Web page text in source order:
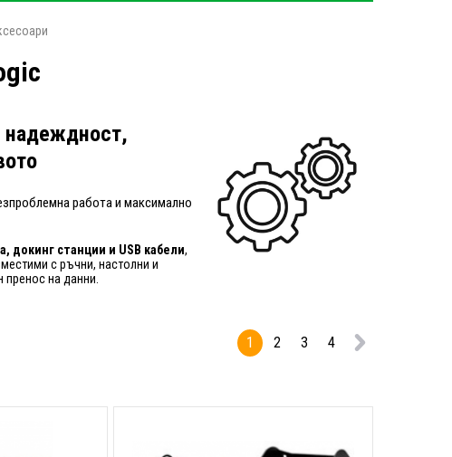
надеждност,
работа и максимално
докинг станции и USB кабели,
с ръчни, настолни и
на данни.
1
2 3 4